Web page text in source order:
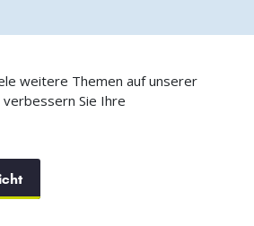
weitere Themen auf unserer
Sie Ihre